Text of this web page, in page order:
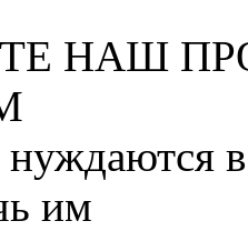
НАШ
нуждаются
им